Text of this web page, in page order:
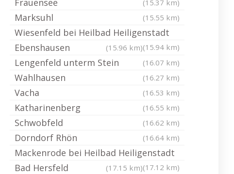
Frauensee (15.37 km)
Marksuhl (15.55 km)
Wiesenfeld bei Heilbad Heiligenstadt
(15.94 km)
Ebenshausen (15.96 km)
Lengenfeld unterm Stein (16.07 km)
Wahlhausen (16.27 km)
Vacha (16.53 km)
Katharinenberg (16.55 km)
Schwobfeld (16.62 km)
Dorndorf Rhön (16.64 km)
Mackenrode bei Heilbad Heiligenstadt
(17.12 km)
Bad Hersfeld (17.15 km)